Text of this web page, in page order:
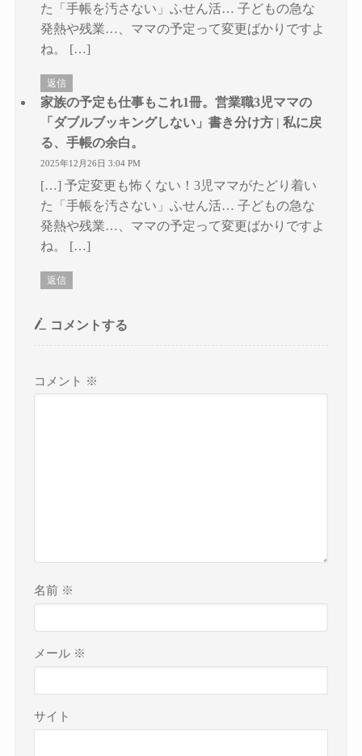
た「手帳を汚さない」ふせん活… 子どもの急な
発熱や残業…、ママの予定って変更ばかりですよ
ね。 […]
返信
家族の予定も仕事もこれ1冊。営業職3児ママの
「ダブルブッキングしない」書き分け方 | 私に戻
る、手帳の余白。
2025年12月26日 3:04 PM
[…] 予定変更も怖くない！3児ママがたどり着い
た「手帳を汚さない」ふせん活… 子どもの急な
発熱や残業…、ママの予定って変更ばかりですよ
ね。 […]
返信
コメントする
コメント ※
名前 ※
メール ※
サイト